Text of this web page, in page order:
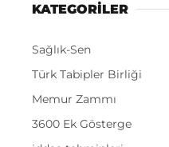
KATEGORİLER
Sağlık-Sen
Türk Tabipler Birliği
Memur Zammı
3600 Ek Gösterge